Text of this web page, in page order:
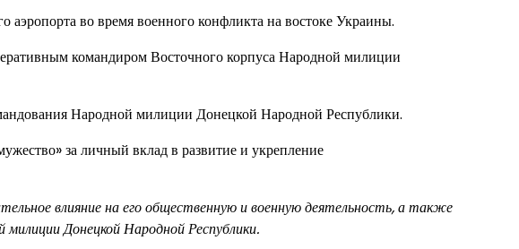
во время военного конфликта на востоке Украины.
командиром Восточного корпуса Народной милиции
Народной милиции Донецкой Народной Республики.
за личный вклад в развитие и укрепление
влияние на его общественную и военную деятельность, а также
Донецкой Народной Республики.